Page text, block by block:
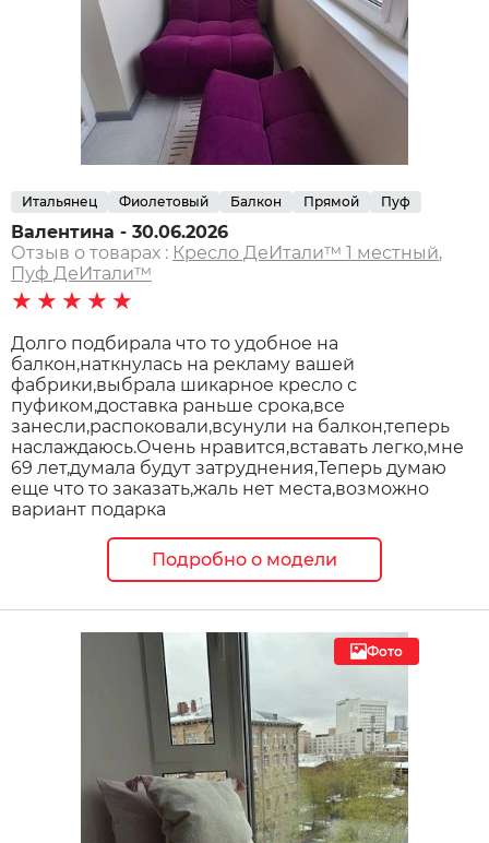
Итальянец Фиолетовый Балкон Прямой Пуф
Валентина - 30.06.2026
Отзыв о товарах : Кресло ДеИтали™️ 1 местный,
Пуф ДеИтали™️
★★★★★
Долго подбирала что то удобное на
балкон,наткнулась на рекламу вашей
фабрики,выбрала шикарное кресло с
пуфиком,доставка раньше срока,все
занесли,распоковали,всунули на балкон,теперь
наслаждаюсь.Очень нравится,вставать легко,мне
69 лет,думала будут затруднения,Теперь думаю
еще что то заказать,жаль нет места,возможно
вариант подарка
Подробно о модели
Фото